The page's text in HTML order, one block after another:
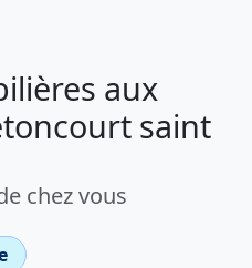
aux
saint
chez vous